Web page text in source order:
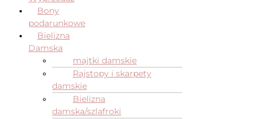
Bony
podarunkowe
Bielizna
Damska
majtki damskie
Rajstopy i skarpety
damskie
Bielizna
damska/szlafroki